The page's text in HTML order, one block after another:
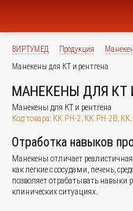
ВИРТУМЕД Продукция
Манекены для КТ и рентгена
МАНЕКЕНЫ ДЛЯ КТ
Манекены для КТ и рентгена
Код товара: KK.PH-2, KK.PH-2B,
Отработка навыков
Манекены отличает
как легкие с сосудами, печень,
позволяет отрабатывать навыки
клинических ситуациях.